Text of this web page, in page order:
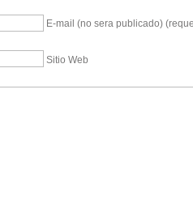
E-mail (no sera publicado)
Sitio Web